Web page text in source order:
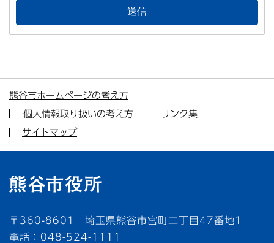
熊谷市ホームページの考え方
個人情報取り扱いの考え方
リンク集
サイトマップ
〒360-8601 埼玉県熊谷市宮町二丁目47番地1
電話：048-524-1111